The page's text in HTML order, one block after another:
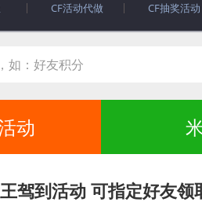
CF活动代做 CF抽奖活动
动
驾到活动 可指定好友领